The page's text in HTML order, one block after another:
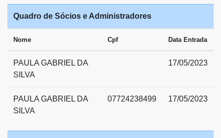
Quadro de Sócios e Administradores
Nome Cpf Data Entrada
PAULA GABRIEL DA
SILVA
17/05/2023
PAULA GABRIEL DA
SILVA
07724238499 17/05/2023